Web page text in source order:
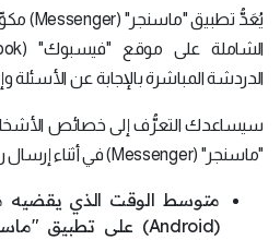
يُعَدُّ تطبيق "ماسنجر" (Messenger) مكوِّناً رئيساً لاستراتيجية
الدردشة المباشرة بالإجابة عن الأسئلة
سيساعدك التعرُّف إلى خصائص
"ماسنجر" (Messenger) في أثناء إرسال رسائلك، وتفيد الإحصاءات أنَّ:
متوسط ​​الوقت الذي يقضيه